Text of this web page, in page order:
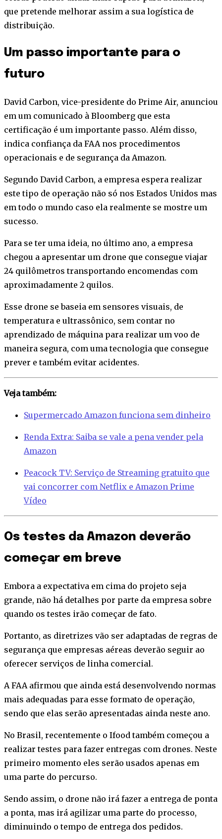
que pretende melhorar assim a sua logística de
distribuição.
Um passo importante para o
futuro
David Carbon, vice-presidente do Prime Air, anunciou
em um comunicado à Bloomberg que esta
certificação é um importante passo. Além disso,
indica confiança da FAA nos procedimentos
operacionais e de segurança da Amazon.
Segundo David Carbon, a empresa espera realizar
este tipo de operação não só nos Estados Unidos mas
em todo o mundo caso ela realmente se mostre um
sucesso.
Para se ter uma ideia, no último ano, a empresa
chegou a apresentar um drone que consegue viajar
24 quilômetros transportando encomendas com
aproximadamente 2 quilos.
Esse drone se baseia em sensores visuais, de
temperatura e ultrassônico, sem contar no
aprendizado de máquina para realizar um voo de
maneira segura, com uma tecnologia que consegue
prever e também evitar acidentes.
Veja também:
Supermercado Amazon funciona sem dinheiro
Renda Extra: Saiba se vale a pena vender pela
Amazon
Peacock TV: Serviço de Streaming gratuito que
vai concorrer com Netflix e Amazon Prime
Vídeo
Os testes da Amazon deverão
começar em breve
Embora a expectativa em cima do projeto seja
grande, não há detalhes por parte da empresa sobre
quando os testes irão começar de fato.
Portanto, as diretrizes vão ser adaptadas de regras de
segurança que empresas aéreas deverão seguir ao
oferecer serviços de linha comercial.
A FAA afirmou que ainda está desenvolvendo normas
mais adequadas para esse formato de operação,
sendo que elas serão apresentadas ainda neste ano.
No Brasil, recentemente o Ifood também começou a
realizar testes para fazer entregas com drones. Neste
primeiro momento eles serão usados apenas em
uma parte do percurso.
Sendo assim, o drone não irá fazer a entrega de ponta
a ponta, mas irá agilizar uma parte do processo,
diminuindo o tempo de entrega dos pedidos.